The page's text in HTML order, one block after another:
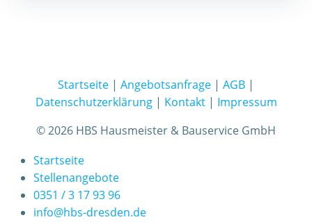
Startseite | Angebotsanfrage | AGB |
Datenschutzerklärung| Kontakt| Impressum
© 2026 HBS Hausmeister & Bauservice GmbH
Startseite
Stellenangebote
0351 / 3 17 93 96
info@hbs-dresden.de